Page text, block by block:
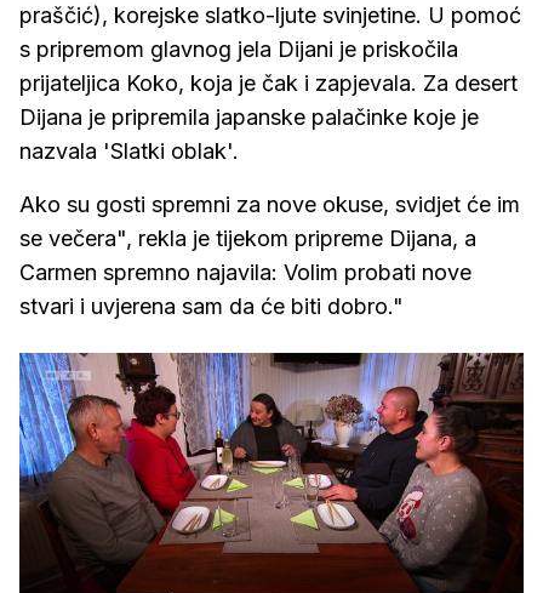
praščić), korejske slatko-ljute svinjetine. U pomoć
s pripremom glavnog jela Dijani je priskočila
prijateljica Koko, koja je čak i zapjevala. Za desert
Dijana je pripremila japanske palačinke koje je
nazvala 'Slatki oblak'.
Ako su gosti spremni za nove okuse, svidjet će im
se večera", rekla je tijekom pripreme Dijana, a
Carmen spremno najavila: Volim probati nove
stvari i uvjerena sam da će biti dobro."